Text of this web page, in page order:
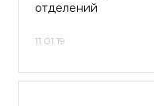
отделений
11.01.19